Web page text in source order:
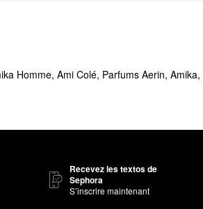
Homme, Ami Colé, Parfums Aerin, Amika,
Recevez les textos de
Sephora
S’inscrire maintenant